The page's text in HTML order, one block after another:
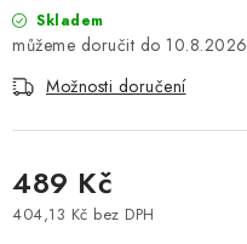
Skladem
10.8.2026
Možnosti doručení
489 Kč
404,13 Kč bez DPH